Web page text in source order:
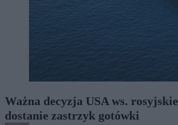
Ważna decyzja USA ws.
dostanie zastrzyk gotówki